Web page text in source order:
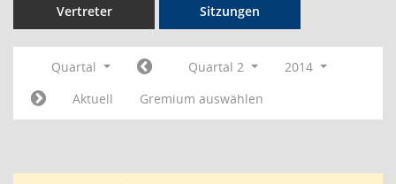
Vertreter Sitzungen
Quartal Quartal 2
2014
Aktuell
Gremium auswählen